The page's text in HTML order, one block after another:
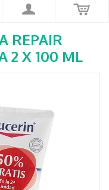
REPAIR
2 X 100 ML